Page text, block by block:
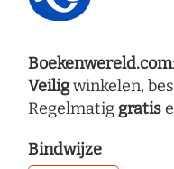
Boekenwereld.com
Veiligwinkelen,
Regelmatig gratis
Bindwijze